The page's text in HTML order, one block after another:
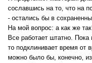
Я ошибаюсь?
сославшись на то, что на
- остались бы в
На мой вопрос: а как же
Все работает штатно.
то подклинивает время от
можно было бы, конечно,